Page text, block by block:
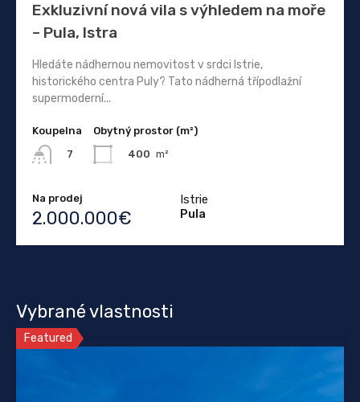
Exkluzivní nová vila s výhledem na moře
– Pula, Istra
Hledáte nádhernou nemovitost v srdci Istrie,
historického centra Puly? Tato nádherná třípodlažní
supermoderní...
Koupelna
7
Obytný prostor (m²)
400 m²
Na prodej
2.000.000€
Istrie
Pula
Vybrané vlastnosti
Featured